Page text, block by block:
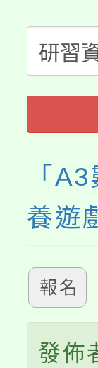
半
者
份
份
淨
會
程
「
養遊
報名
發佈